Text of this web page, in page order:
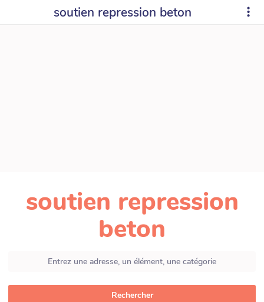
soutien repression beton
soutien repression
beton
Rechercher